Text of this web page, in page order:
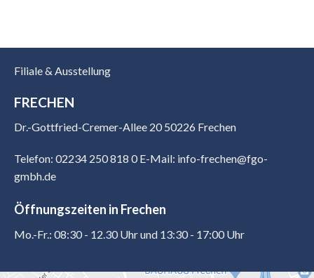
Filiale & Ausstellung
FRECHEN
Dr.-Gottfried-Cremer-Allee 20 50226 Frechen
Telefon: 02234 250 818 0 E-Mail: info-frechen@fgo-
gmbh.de
Öffnungszeiten in Frechen
Mo.-Fr.: 08:30 - 12.30 Uhr und 13:30 - 17:00 Uhr